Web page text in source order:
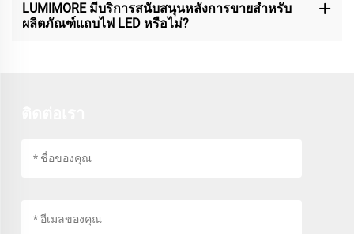
LUMIMORE มีบริการสนับสนุนหลังการขายสำหรับ
ผลิตภัณฑ์แถบไฟ LED หรือไม่?